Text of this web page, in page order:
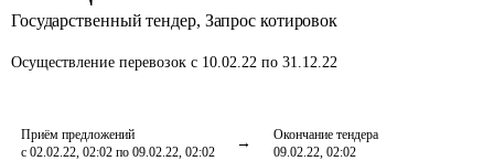
Государственный тендер, Запрос котировок
Осуществление перевозок с 10.02.22 по 31.12.22
Приём предложений
с 02.02.22, 02:02 по 09.02.22, 02:02
Окончание тендера
09.02.22, 02:02